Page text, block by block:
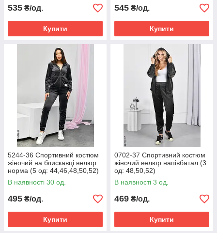
535 ₴/од.
Купити
545 ₴/од.
Купити
5244-36 Спортивний костюм
жіночий на блискавці велюр
норма (5 од: 44,46,48,50,52)
В наявності 30 од.
495 ₴/од.
Купити
0702-37 Спортивний костюм
жіночий велюр напівбатал (3
од: 48,50,52)
В наявності 3 од.
469 ₴/од.
Купити